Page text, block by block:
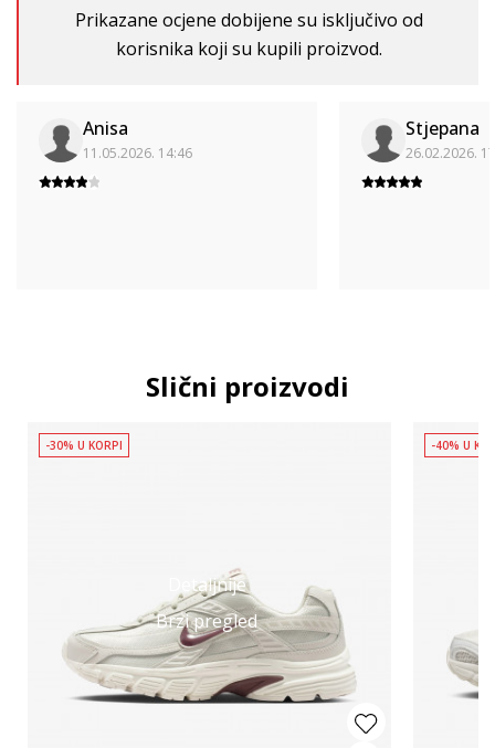
Prikazane ocjene dobijene su isključivo od
korisnika koji su kupili proizvod.
Anisa
11.05.2026. 14:46
Stjepana
26.02.2026.
Slični proizvodi
Detaljnije
Brzi pregled
-30% U KORPI -40% U